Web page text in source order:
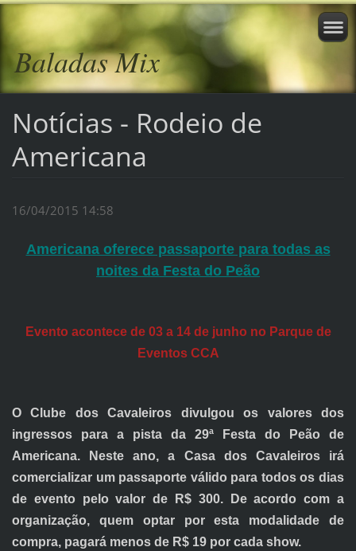
Baladas Mix
Notícias - Rodeio de
Americana
16/04/2015 14:58
Americana oferece passaporte para todas as
noites da Festa do Peão
Evento acontece de 03 a 14 de junho no Parque de
Eventos CCA
O Clube dos Cavaleiros divulgou os valores dos
ingressos para a pista da 29ª Festa do Peão de
Americana. Neste ano, a Casa dos Cavaleiros irá
comercializar um passaporte válido para todos os dias
de evento pelo valor de R$ 300. De acordo com a
organização, quem optar por esta modalidade de
compra, pagará menos de R$ 19 por cada show.